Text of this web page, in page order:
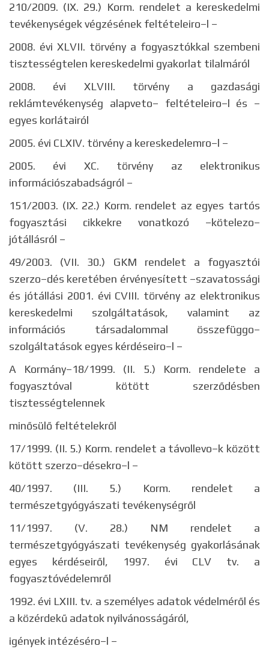
210/2009. (IX. 29.) Korm. rendelet a kereskedelmi
tevékenységek végzésének feltételeiro–l –
2008. évi XLVII. törvény a fogyasztókkal szembeni
tisztességtelen kereskedelmi gyakorlat tilalmáról
2008. évi XLVIII. törvény a gazdasági
reklámtevékenység alapveto– feltételeiro–l és –
egyes korlátairól
2005. évi CLXIV. törvény a kereskedelemro–l –
2005. évi XC. törvény az elektronikus
információszabadságról –
151/2003. (IX. 22.) Korm. rendelet az egyes tartós
fogyasztási cikkekre vonatkozó –kötelezo–
jótállásról –
49/2003. (VII. 30.) GKM rendelet a fogyasztói
szerzo–dés keretében érvényesített –szavatossági
és jótállási 2001. évi CVIII. törvény az elektronikus
kereskedelmi szolgáltatások, valamint az
információs társadalommal összefüggo–
szolgáltatások egyes kérdéseiro–l –
A Kormány–18/1999. (II. 5.) Korm. rendelete a
fogyasztóval kötött szerződésben
tisztességtelennek
minősülő feltételekről
17/1999. (II. 5.) Korm. rendelet a távollevo–k között
kötött szerzo–désekro–l –
40/1997. (III. 5.) Korm. rendelet a
természetgyógyászati tevékenységről
11/1997. (V. 28.) NM rendelet a
természetgyógyászati tevékenység gyakorlásának
egyes kérdéseiről, 1997. évi CLV tv. a
fogyasztóvédelemről
1992. évi LXIII. tv. a személyes adatok védelméről és
a közérdekű adatok nyilvánosságáról,
igények intézéséro–l –